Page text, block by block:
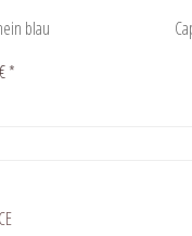
blau
*